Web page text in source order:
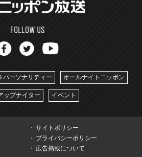
パーソナリティー オールナイトニッポン
ップナイター イベント
サイトポリシー
プライバシーポリシー
広告掲載について